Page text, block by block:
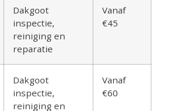
Dakgoot
inspectie,
reiniging en
reparatie
Vanaf
€45
Dakgoot
inspectie,
reiniging en
Vanaf
€60